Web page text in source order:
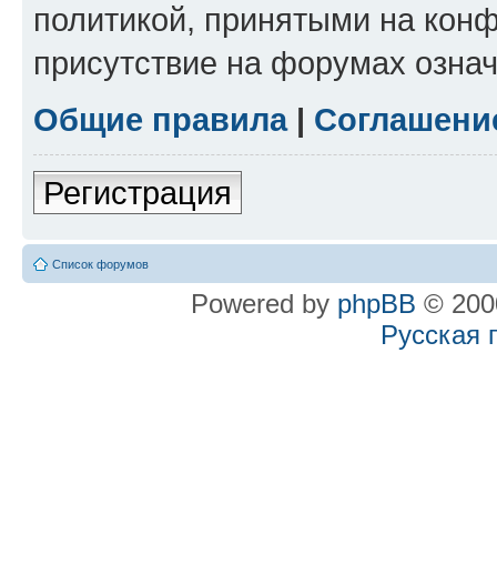
политикой, принятыми на
присутствие на форумах
Общие правила|
Регистрация
Список форумов
Powered by phpBB ©
Русская